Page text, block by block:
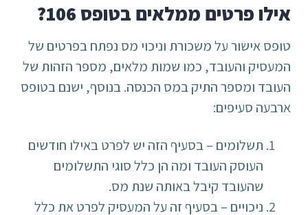
אילו פרטים ממלאים בטופס 106?
טופס אישור על משכורת וניכוי מס נפתח בפרטים של
המעסיק והעובד, כמו שמות מלאים, מספר הזהות של
העובד ומספר התיק במס הכנסה. בנוסף, ישנם בטופס
ארבעה סעיפים:
תשלומים – בסעיף הזה יש לפרט באילו חודשים
העוסק העובד ומה הן כלל סוגי התשלומים
שהעובד קיבל באותה שנת מס.
ניכויים – בסעיף זה על המעסיק לפרט את כלל